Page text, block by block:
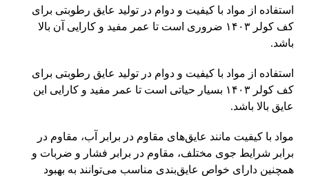
استفاده از مواد با کیفیت و دوام در تولید عایق رطوبتی برای
کف کولر ۱۴۰۳ ضروری است تا عمر مفید و کارایی آن بالا
باشد.
استفاده از مواد با کیفیت و دوام در تولید عایق رطوبتی برای
کف کولر ۱۴۰۳ بسیار حیاتی است تا عمر مفید و کارایی این
عایق بالا باشد.
مواد با کیفیت مانند عایق‌های مقاوم در برابر آب، مقاوم در
برابر شرایط جوی مختلف، مقاوم در برابر فشار و ضربات و
همچنین دارای خواص عایق‌بندی مناسب می‌توانند به بهبود